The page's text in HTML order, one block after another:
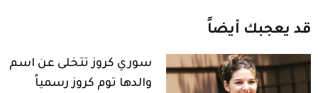
قد يعجبك أيضاً
سوري كروز تتخلى عن اسم
والدها توم كروز رسمياً